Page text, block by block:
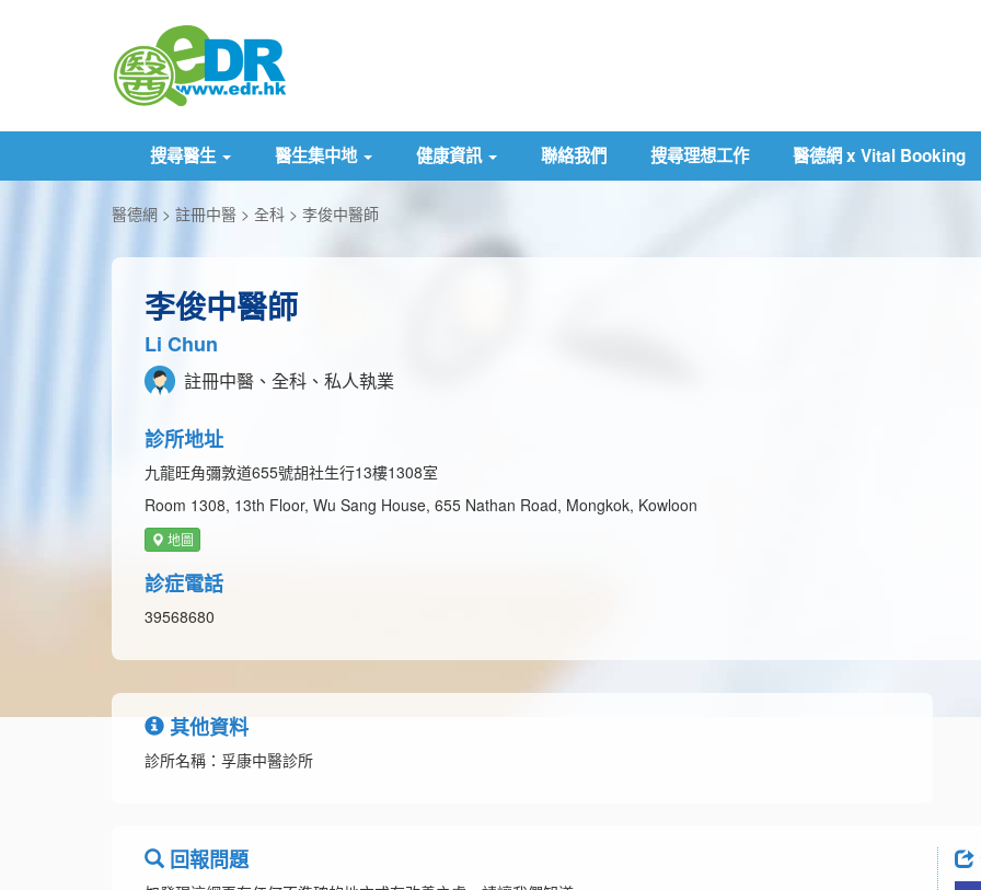
搜尋醫生 醫生集中地 健康資訊 聯絡我們 搜尋理想工作 醫德網 x Vital Booking
醫德網 註冊中醫 全科 李俊中醫師
李俊中醫師
Li Chun
註冊中醫、全科、私人執業
診所地址
九龍旺角彌敦道655號胡社生行13樓1308室
Room 1308, 13th Floor, Wu Sang House, 655 Nathan Road, Mongkok, Kowloon
地圖
診症電話
39568680
其他資料
診所名稱：孚康中醫診所
回報問題